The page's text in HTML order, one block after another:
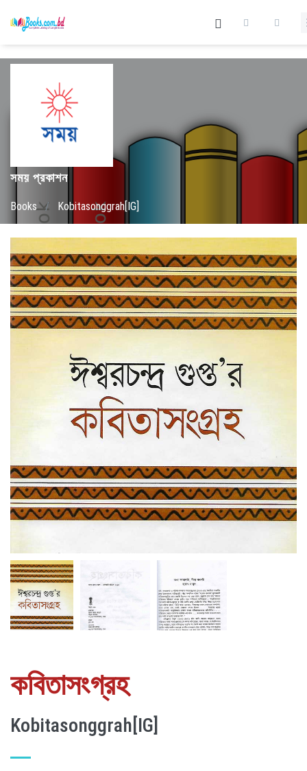
সময় প্রকাশন
Books / Kobitasonggrah[IG]
কবিতাসংগ্রহ
Kobitasonggrah[IG]